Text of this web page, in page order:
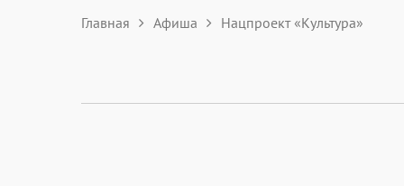
Главная Афиша Нацпроект «Культура»